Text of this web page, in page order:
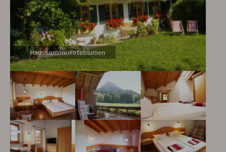
Haussommerroteblumen